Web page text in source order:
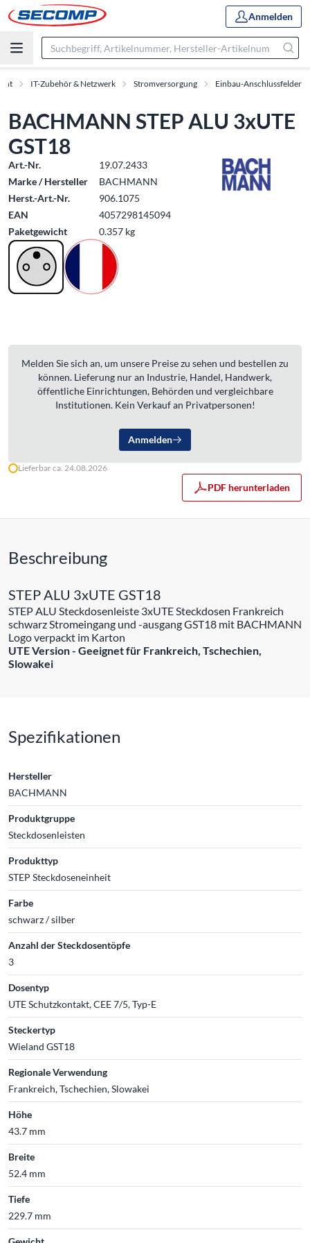
Anmelden
IT-Zubehör & Netzwerk Stromversorgung Einbau-Anschlussfelder
BACHMANN STEP ALU 3xUTE
GST18
Art.-Nr.
19.07.2433
Marke / Hersteller
BACHMANN
Herst.-Art.-Nr.
906.1075
EAN
4057298145094
Paketgewicht
0.357 kg
Melden Sie sich an, um unsere Preise zu sehen und bestellen zu
können. Lieferung nur an Industrie, Handel, Handwerk,
öffentliche Einrichtungen, Behörden und vergleichbare
Institutionen. Kein Verkauf an Privatpersonen!
Anmelden
Lieferbar ca. 24.08.2026
PDF herunterladen
Beschreibung
STEP ALU 3xUTE GST18
STEP ALU Steckdosenleiste 3xUTE Steckdosen Frankreich
schwarz Stromeingang und -ausgang GST18 mit BACHMANN
Logo verpackt im Karton
UTE Version - Geeignet für Frankreich, Tschechien,
Slowakei
Spezifikationen
Hersteller
BACHMANN
Produktgruppe
Steckdosenleisten
Produkttyp
STEP Steckdoseneinheit
Farbe
schwarz / silber
Anzahl der Steckdosentöpfe
3
Dosentyp
UTE Schutzkontakt, CEE 7/5, Typ-E
Steckertyp
Wieland GST18
Regionale Verwendung
Frankreich, Tschechien, Slowakei
Höhe
43.7 mm
Breite
52.4 mm
Tiefe
229.7 mm